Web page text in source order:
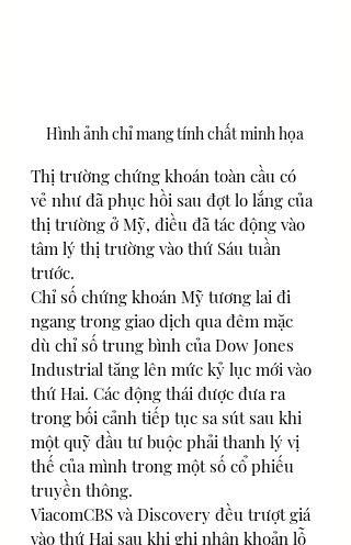
Hình ảnh chỉ mang tính chất minh họa
Thị trường chứng khoán toàn cầu có
vẻ như đã phục hồi sau đợt lo lắng của
thị trường ở Mỹ, điều đã tác động vào
tâm lý thị trường vào thứ Sáu tuần
trước.
Chỉ số chứng khoán Mỹ tương lai đi
ngang trong giao dịch qua đêm mặc
dù chỉ số trung bình của Dow Jones
Industrial tăng lên mức kỷ lục mới vào
thứ Hai. Các động thái được đưa ra
trong bối cảnh tiếp tục sa sút sau khi
một quỹ đầu tư buộc phải thanh lý vị
thế của mình trong một số cổ phiếu
truyền thông.
ViacomCBS và Discovery đều trượt giá
vào thứ Hai sau khi ghi nhận khoản lỗ